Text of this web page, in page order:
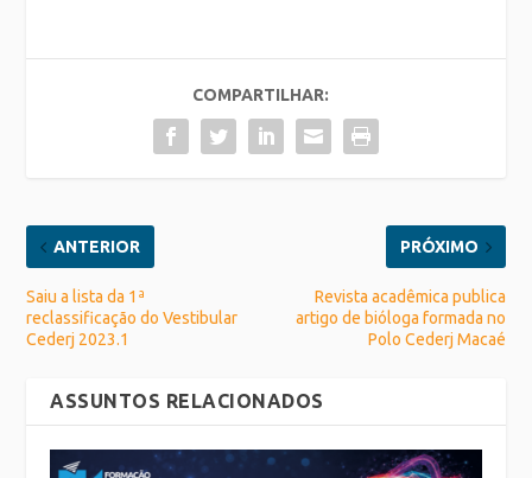
COMPARTILHAR:
ANTERIOR
Saiu a lista da 1ª
reclassificação do Vestibular
Cederj 2023.1
PRÓXIMO
Revista acadêmica publica
artigo de bióloga formada no
Polo Cederj Macaé
ASSUNTOS RELACIONADOS